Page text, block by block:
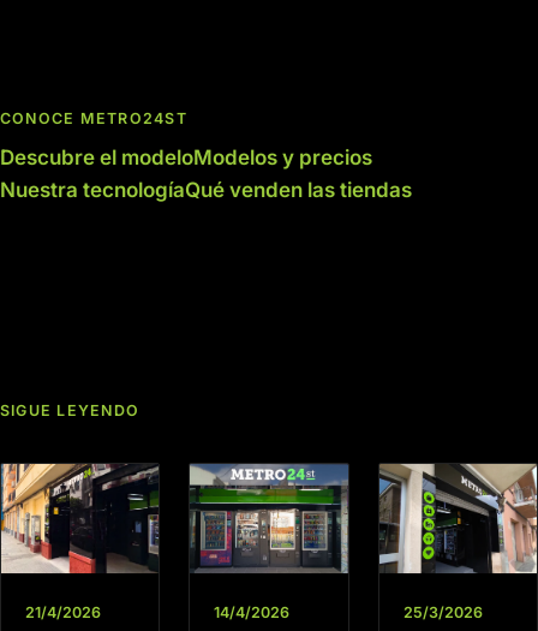
CONOCE METRO24ST
Descubre el modeloModelos y precios
Nuestra tecnologíaQué venden las tiendas
SIGUE LEYENDO
21/4/2026 14/4/2026 25/3/2026